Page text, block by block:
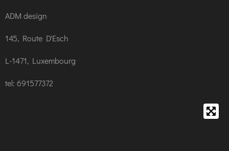
ADM design
145, Route D'Esch
L-1471, Luxembourg
tel: 691577372